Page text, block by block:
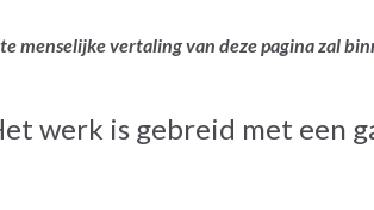
menselijke vertaling van deze pagina zal
werk is gebreid met een